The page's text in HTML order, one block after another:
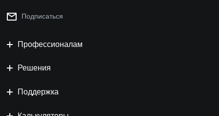
Подписаться
Профессионалам
Решения
Поддержка